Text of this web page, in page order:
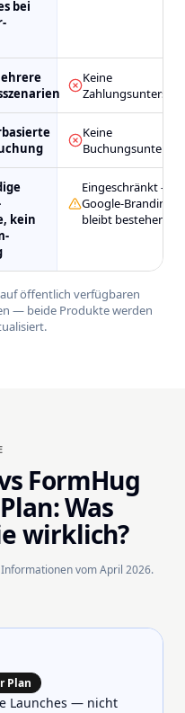
bei
Keine
Keine
kein
Eingeschränkt —
Google-Branding
bleibt bestehen
öffentlich verfügbaren
— beide Produkte werden
FormHug
Was
wirklich?
vom April 2026.
Plan
Launches — nicht